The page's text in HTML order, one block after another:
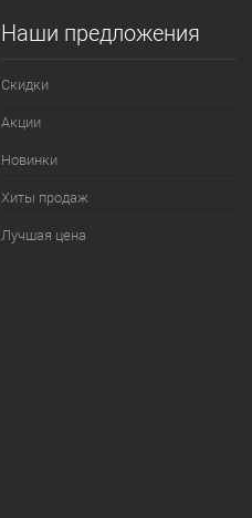
Наши предложения
Скидки
Акции
Новинки
Хиты продаж
Лучшая цена